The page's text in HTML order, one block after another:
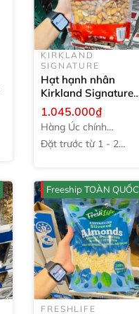
KIRKLAND
SIGNATURE
Hạt hạnh nhân
Kirkland Signature
Australian Supreme
Whole Almonds
1.36kg
1.045.000₫
Hàng Úc chính
hãng
Đặt trước từ 1 - 2
Freeship TOÀN QUỐC
FRESHLIFE